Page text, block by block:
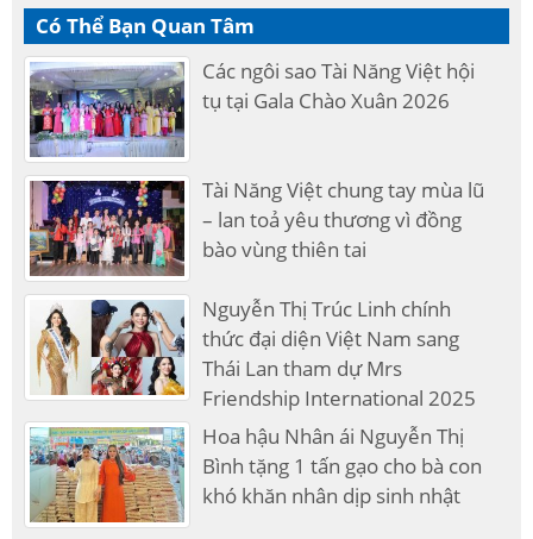
Có Thể Bạn Quan Tâm
Các ngôi sao Tài Năng Việt hội
tụ tại Gala Chào Xuân 2026
Tài Năng Việt chung tay mùa lũ
– lan toả yêu thương vì đồng
bào vùng thiên tai
Nguyễn Thị Trúc Linh chính
thức đại diện Việt Nam sang
Thái Lan tham dự Mrs
Friendship International 2025
Hoa hậu Nhân ái Nguyễn Thị
Bình tặng 1 tấn gạo cho bà con
khó khăn nhân dịp sinh nhật